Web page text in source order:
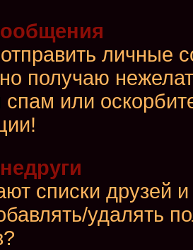
личные
получаю
или
списки друзей
удалять